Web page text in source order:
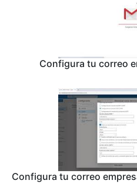
Configura tu correo
Configura tu correo